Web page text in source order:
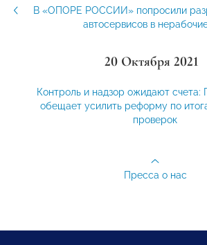
В «ОПОРЕ РОССИИ» попросили
автосервисов в
20 Октября 2021
Контроль и надзор ожидают счета:
обещает усилить реформу по
проверок
Пресса о нас